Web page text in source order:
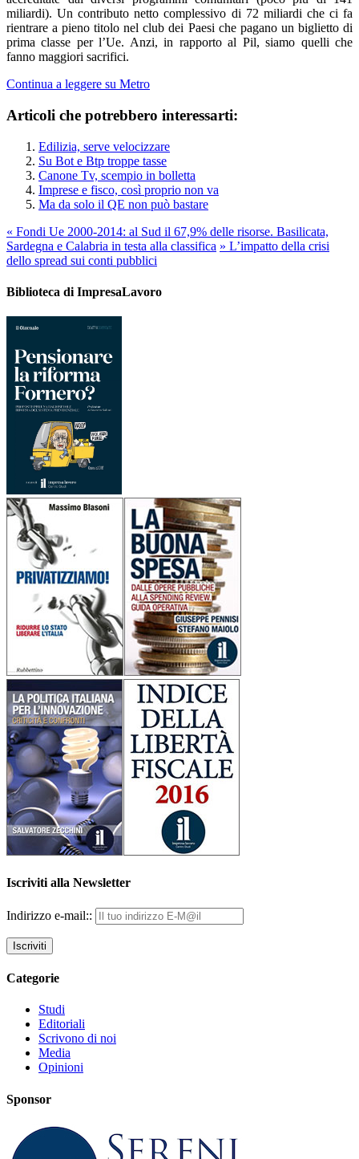
miliardi). Un contributo netto complessivo di 72 miliardi che ci fa
rientrare a pieno titolo nel club dei Paesi che pagano un biglietto di
prima classe per l’Ue. Anzi, in rapporto al Pil, siamo quelli che
fanno maggiori sacrifici.
Continua a leggere su Metro
Articoli che potrebbero interessarti:
Edilizia, serve velocizzare
Su Bot e Btp troppe tasse
Canone Tv, scempio in bolletta
Imprese e fisco, così proprio non va
Ma da solo il QE non può bastare
« Fondi Ue 2000-2014: al Sud il 67,9% delle risorse. Basilicata,
Sardegna e Calabria in testa alla classifica » L’impatto della crisi
dello spread sui conti pubblici
Biblioteca di ImpresaLavoro
Iscriviti alla Newsletter
Indirizzo e-mail::
Categorie
Studi
Editoriali
Scrivono di noi
Media
Opinioni
Sponsor